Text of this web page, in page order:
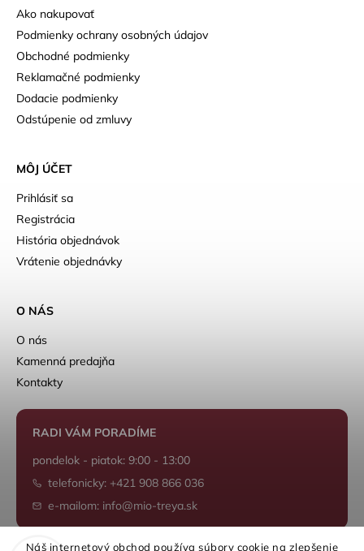
Náš internetový obchod používa súbory cookie na zlepšenie
Ako nakupovať
Podmienky ochrany osobných údajov
Obchodné podmienky
Reklamačné podmienky
Dodacie podmienky
Odstúpenie od zmluvy
MÔJ ÚČET
Prihlásiť sa
Registrácia
História objednávok
Vrátenie objednávky
O NÁS
O nás
Kamenná predajňa
Kontakty
RADI VÁM PORADÍME
pondelok - piatok: 9:00 - 13:00
telefonicky: +421 908 866 036
e-mailom: info@mio-treya.sk